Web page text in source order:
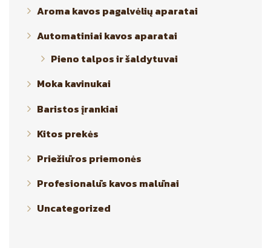
Aroma kavos pagalvėlių aparatai
Automatiniai kavos aparatai
Pieno talpos ir šaldytuvai
Moka kavinukai
Baristos įrankiai
Kitos prekės
Priežiūros priemonės
Profesionalūs kavos malūnai
Uncategorized